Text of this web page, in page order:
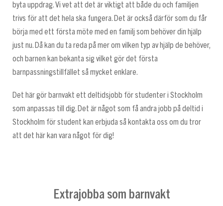
byta uppdrag. Vi vet att det är viktigt att både du och familjen
trivs för att det hela ska fungera. Det är också därför som du får
börja med ett första möte med en familj som behöver din hjälp
just nu. Då kan du ta reda på mer om vilken typ av hjälp de behöver,
och barnen kan bekanta sig vilket gör det första
barnpassningstillfället så mycket enklare.
Det här gör barnvakt ett deltidsjobb för studenter i Stockholm
som anpassas till dig. Det är något som få andra jobb på deltid i
Stockholm för student kan erbjuda så kontakta oss om du tror
att det här kan vara något för dig!
Extrajobba som barnvakt